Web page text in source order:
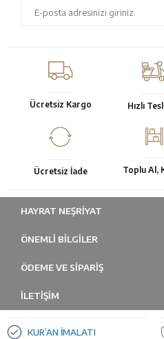
Ücretsiz Kargo Hızlı
Ücretsiz İade Toplu Al,
HAYRAT NEŞRIYAT
ÖNEMLI BILGILER
ÖDEME VE SİPARİŞ
İLETİŞİM
KUR’AN İMALATI